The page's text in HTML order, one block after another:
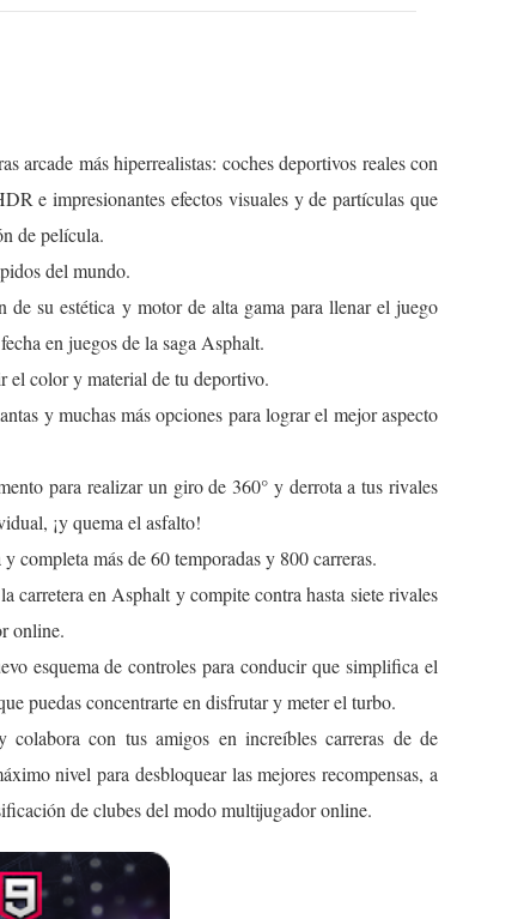
arcade más hiperrealistas: coches deportivos reales con
e impresionantes efectos visuales y de partículas que
de película.
del mundo.
su estética y motor de alta gama para llenar el juego
en juegos de la saga Asphalt.
el color y material de tu deportivo.
y muchas más opciones para lograr el mejor aspecto
para realizar un giro de 360° y derrota a tus rivales
¡y quema el asfalto!
completa más de 60 temporadas y 800 carreras.
carretera en Asphalt y compite contra hasta siete rivales
online.
esquema de controles para conducir que simplifica el
puedas concentrarte en disfrutar y meter el turbo.
colabora con tus amigos en increíbles carreras de de
nivel para desbloquear las mejores recompensas, a
de clubes del modo multijugador online.